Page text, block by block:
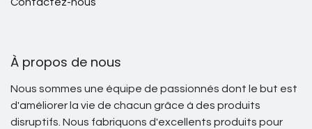
Contactez-nous
À propos de nous
Nous sommes une équipe de passionnés dont le but est
d'améliorer la vie de chacun grâce à des produits
disruptifs. Nous fabriquons d'excellents produits pour